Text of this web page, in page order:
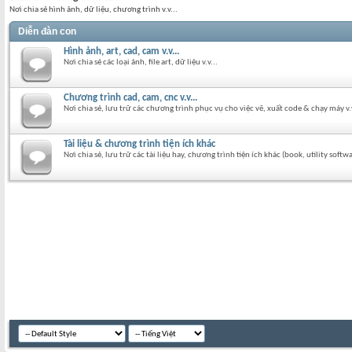
Nơi chia sẻ hình ảnh, dữ liệu, chương trình v.v...
Diễn đàn con
Hình ảnh, art, cad, cam v.v...
Nơi chia sẻ các loại ảnh, file art, dữ liệu v.v...
Chương trình cad, cam, cnc v.v...
Nơi chia sẻ, lưu trữ các chương trình phục vụ cho việc vẽ, xuất code & chạy máy
Tài liệu & chương trình tiện ích khác
Nơi chia sẻ, lưu trữ các tài liệu hay, chương trình tiện ích khác (book, utility